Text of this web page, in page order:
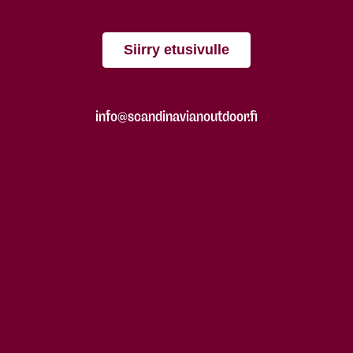
Siirry etusivulle
info@scandinavianoutdoor.fi